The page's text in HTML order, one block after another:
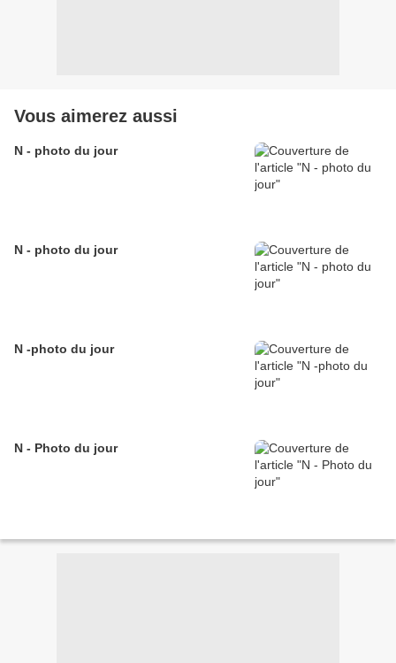
Vous aimerez aussi
N - photo du jour
N - photo du jour
N -photo du jour
N - Photo du jour